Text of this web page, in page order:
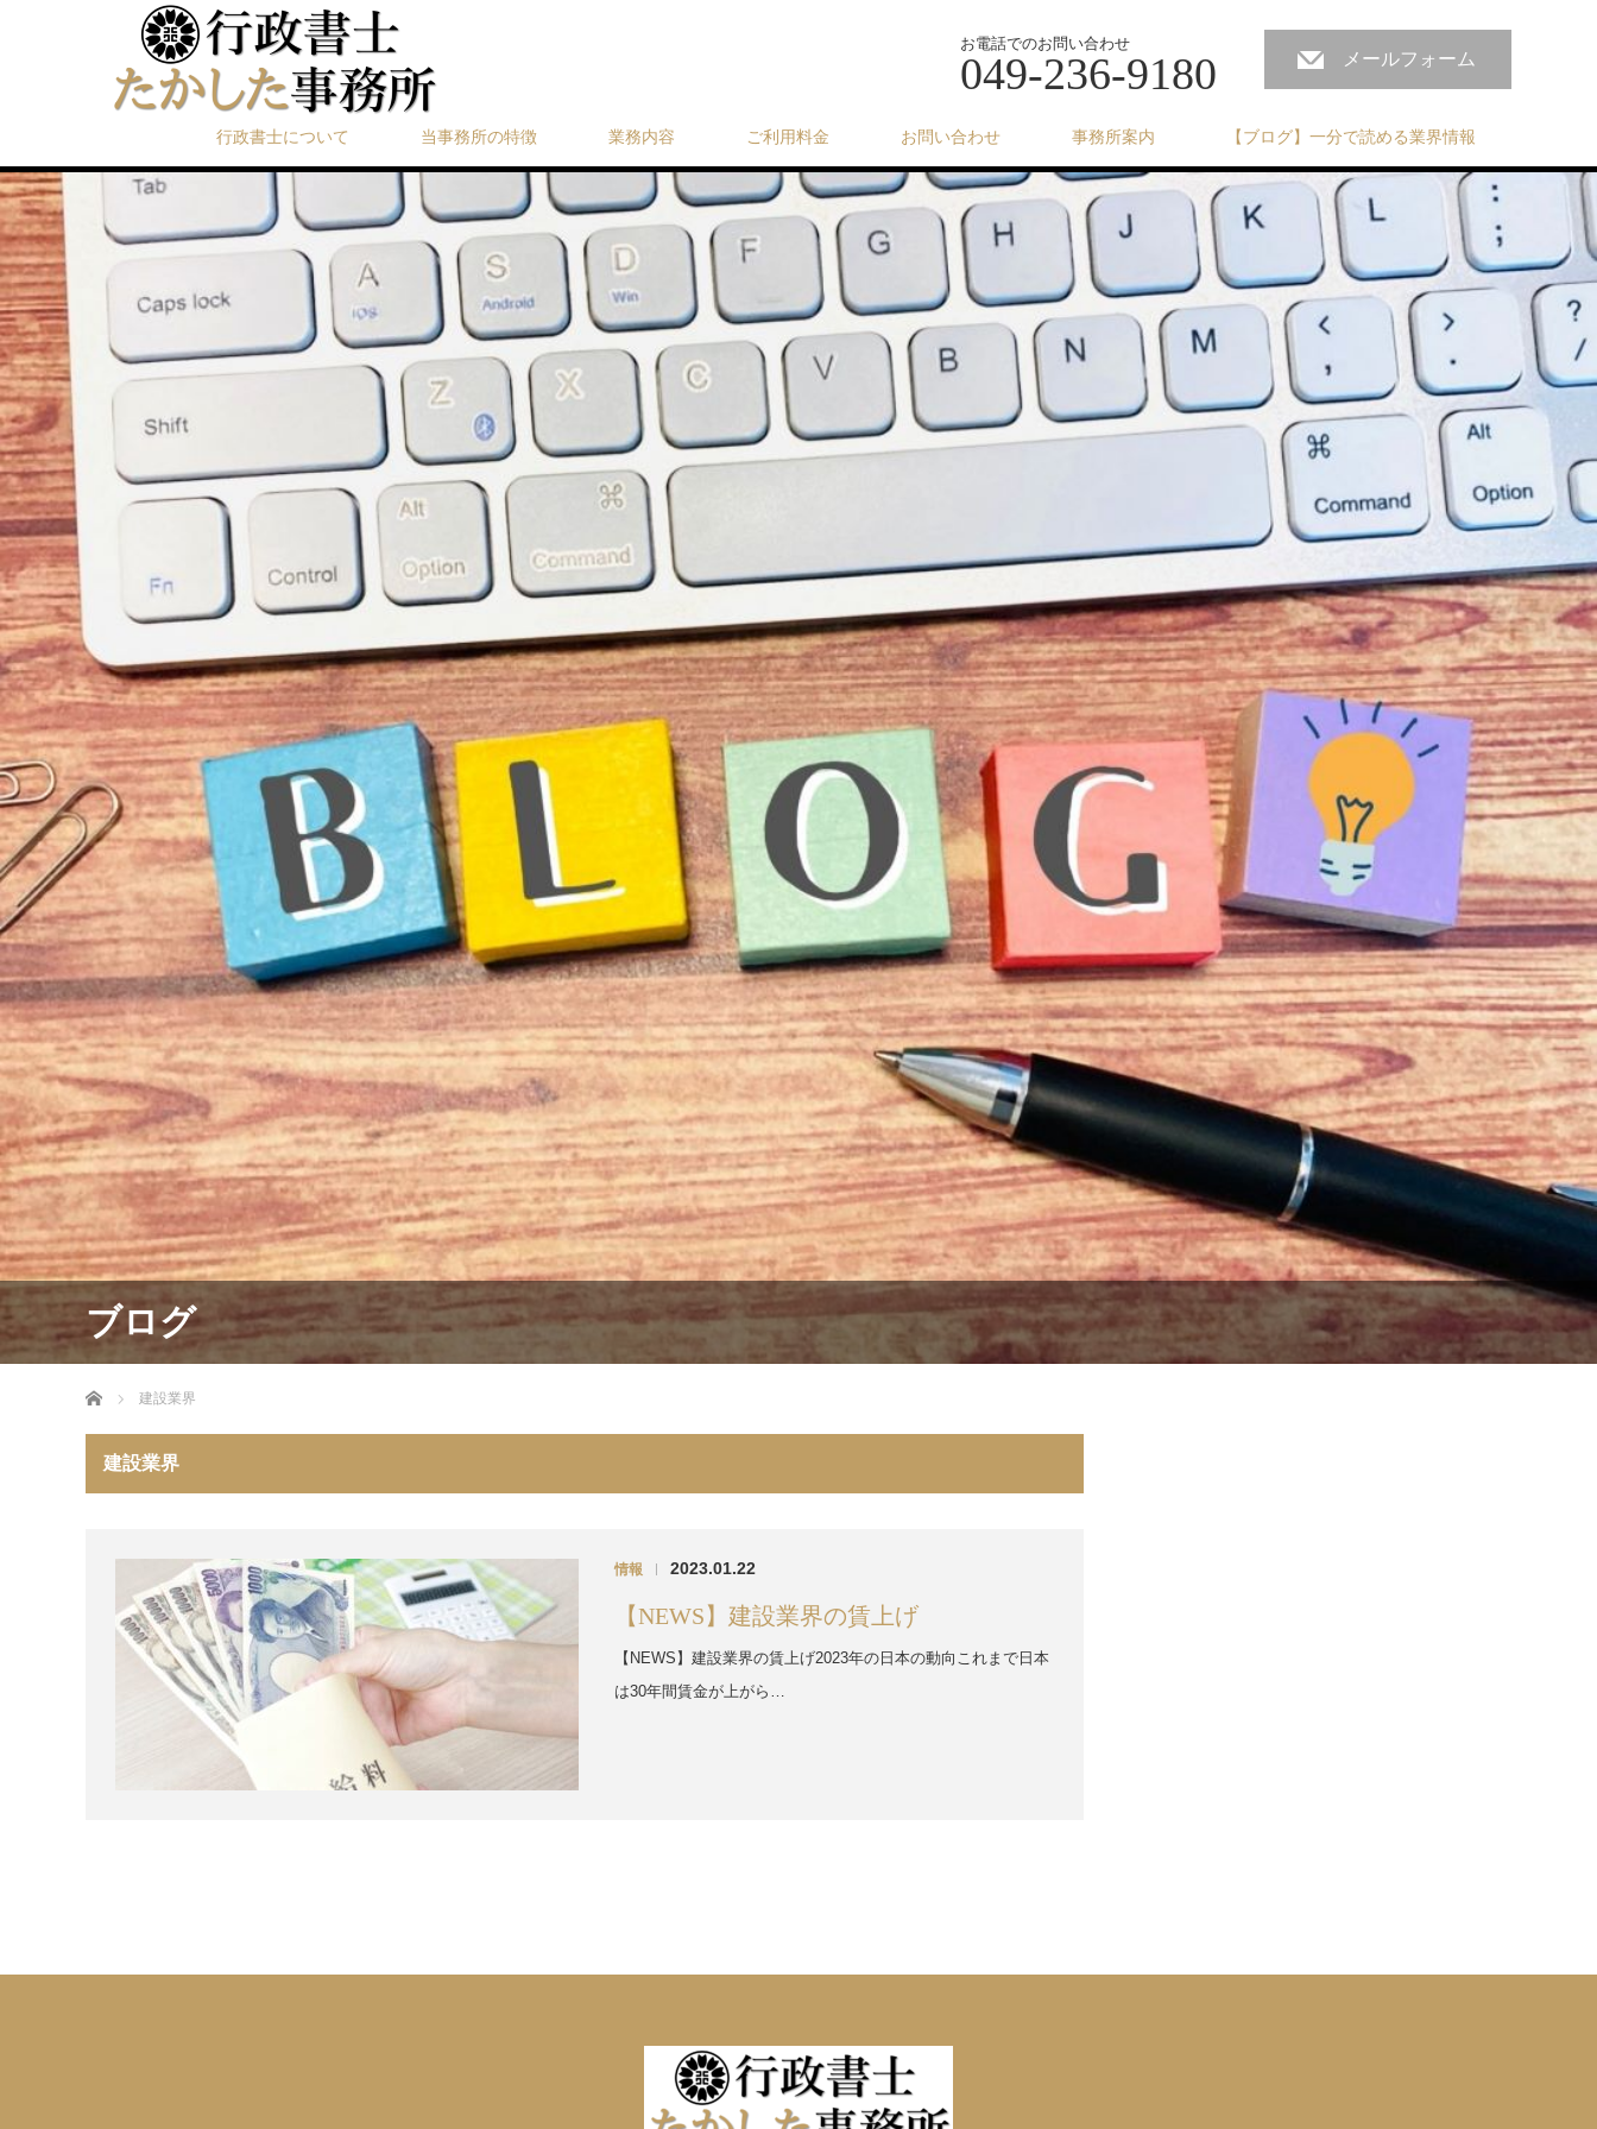
お電話でのお問い合わせ
049-236-9180 メールフォーム
行政書士について 当事務所の特徴 業務内容 ご利用料金 お問い合わせ 事務所案内 【ブログ】一分で読める業界情報
ブログ
ホーム 建設業界
建設業界
情報 | 2023.01.22
【NEWS】建設業界の賃上げ
【NEWS】建設業界の賃上げ2023年の日本の動向これまで日本
は30年間賃金が上がら…